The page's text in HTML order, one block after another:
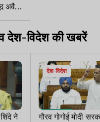
अवैध
ने
व देश-विदेश की खबरें
ने
देश-विदेश
गौरव गोगोई मोदी